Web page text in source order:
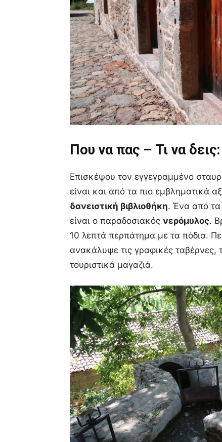
Που να πας – Τι να δεις:
Επισκέψου τον εγγεγραμμένο
είναι και από τα πιο εμβληματικά
δανειστική βιβλιοθήκη. Ένα από τα
είναι ο παραδοσιακός νερόμυλος.
10 λεπτά περπάτημα με τα πόδια.
ανακάλυψε τις γραφικές
τουριστικά μαγαζιά.